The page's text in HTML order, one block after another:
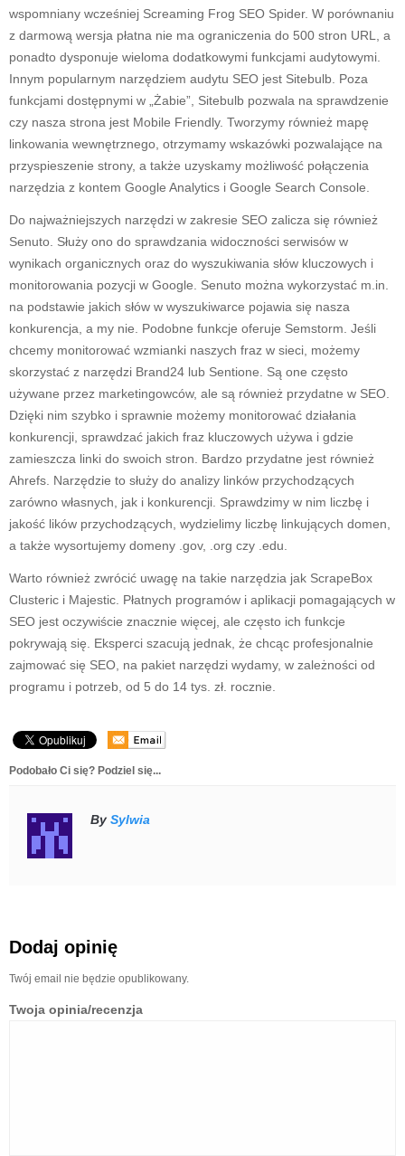
wspomniany wcześniej Screaming Frog SEO Spider. W porównaniu
z darmową wersja płatna nie ma ograniczenia do 500 stron URL, a
ponadto dysponuje wieloma dodatkowymi funkcjami audytowymi.
Innym popularnym narzędziem audytu SEO jest Sitebulb. Poza
funkcjami dostępnymi w „Żabie”, Sitebulb pozwala na sprawdzenie
czy nasza strona jest Mobile Friendly. Tworzymy również mapę
linkowania wewnętrznego, otrzymamy wskazówki pozwalające na
przyspieszenie strony, a także uzyskamy możliwość połączenia
narzędzia z kontem Google Analytics i Google Search Console.
Do najważniejszych narzędzi w zakresie SEO zalicza się również
Senuto. Służy ono do sprawdzania widoczności serwisów w
wynikach organicznych oraz do wyszukiwania słów kluczowych i
monitorowania pozycji w Google. Senuto można wykorzystać m.in.
na podstawie jakich słów w wyszukiwarce pojawia się nasza
konkurencja, a my nie. Podobne funkcje oferuje Semstorm. Jeśli
chcemy monitorować wzmianki naszych fraz w sieci, możemy
skorzystać z narzędzi Brand24 lub Sentione. Są one często
używane przez marketingowców, ale są również przydatne w SEO.
Dzięki nim szybko i sprawnie możemy monitorować działania
konkurencji, sprawdzać jakich fraz kluczowych używa i gdzie
zamieszcza linki do swoich stron. Bardzo przydatne jest również
Ahrefs. Narzędzie to służy do analizy linków przychodzących
zarówno własnych, jak i konkurencji. Sprawdzimy w nim liczbę i
jakość lików przychodzących, wydzielimy liczbę linkujących domen,
a także wysortujemy domeny .gov, .org czy .edu.
Warto również zwrócić uwagę na takie narzędzia jak ScrapeBox
Clusteric i Majestic. Płatnych programów i aplikacji pomagających w
SEO jest oczywiście znacznie więcej, ale często ich funkcje
pokrywają się. Eksperci szacują jednak, że chcąc profesjonalnie
zajmować się SEO, na pakiet narzędzi wydamy, w zależności od
programu i potrzeb, od 5 do 14 tys. zł. rocznie.
Podobało Ci się? Podziel się...
By Sylwia
Dodaj opinię
Twój email nie będzie opublikowany.
Twoja opinia/recenzja